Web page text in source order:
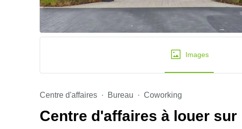
Images
Centre d'affaires Bureau Coworking
Centre d'affaires à louer sur